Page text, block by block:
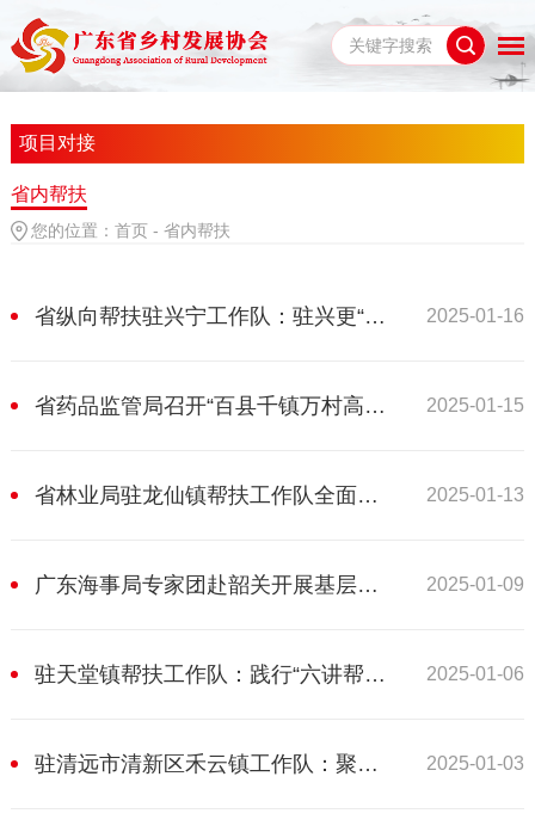
项目对接
省内帮扶
您的位置： 首页 - 省内帮扶
2025-01-16
省纵向帮扶驻兴宁工作队：驻兴更“助兴” 帮扶促振兴
2025-01-15
省药品监管局召开“百县千镇万村高质量发展工程”帮扶遂溪工作座谈会
2025-01-13
省林业局驻龙仙镇帮扶工作队全面助力乡村振兴
2025-01-09
广东海事局专家团赴韶关开展基层服务帮扶行动
2025-01-06
驻天堂镇帮扶工作队：践行“六讲帮扶铁军”标准 扎实推进乡村全面振兴
2025-01-03
驻清远市清新区禾云镇工作队：聚焦教育医疗难题 尽广州所能写好民生答卷